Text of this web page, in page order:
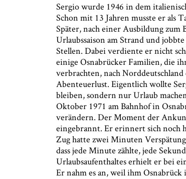
Sergio wurde 1946 in dem
Schon mit 13 Jahren musste er als
Später, nach einer Ausbildung zum
Urlaubssaison am Strand und
Stellen. Dabei verdiente er nicht
einige Osnabrücker Familien, die
verbrachten, nach
Abenteuerlust. Eigentlich wollte
bleiben, sondern nur Urlaub
Oktober 1971 am Bahnhof in
verändern. Der Moment der
eingebrannt. Er erinnert sich noch
Zug hatte zwei Minuten
dass jede Minute zählte, jede
Urlaubsaufenthaltes erhielt er bei
Er nahm es an, weil ihm